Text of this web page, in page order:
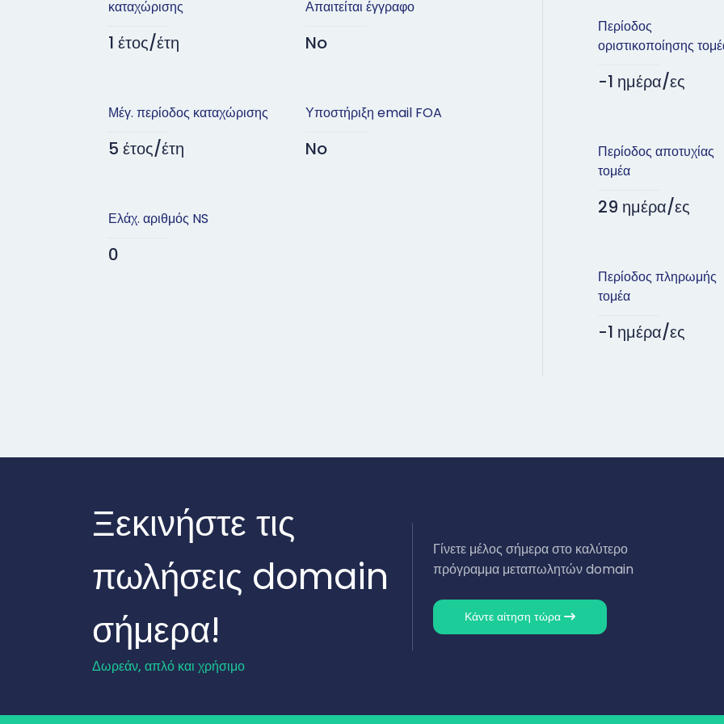
καταχώρισης
1 έτος/έτη
Μέγ. περίοδος καταχώρισης
5 έτος/έτη
Ελάχ. αριθμός NS
0
Απαιτείται έγγραφο
No
Υποστήριξη email FOA
No
Περίοδος
οριστικοποίησης
-1 ημέρα/ες
Περίοδος αποτυχίας
τομέα
29 ημέρα/ες
Περίοδος πληρωμής
τομέα
-1 ημέρα/ες
Ξεκινήστε τις
πωλήσεις domain
σήμερα!
Δωρεάν, απλό και χρήσιμο
Γίνετε μέλος σήμερα στο καλύτερο
πρόγραμμα μεταπωλητών domain
Κάντε αίτηση τώρα